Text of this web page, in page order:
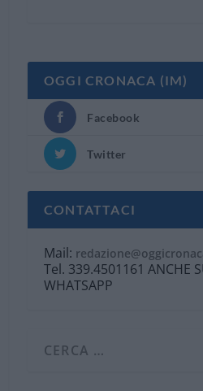
OGGI CRONACA (IM)
Facebook
Twitter
CONTATTACI
Mail:
Tel. 339.4501161 ANCHE
WHATSAPP